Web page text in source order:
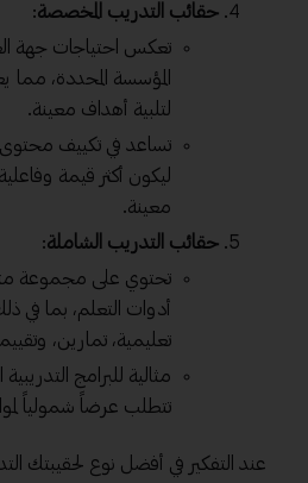
حقائب التدريب المخصصة:
تعكس احتياجات جهة
المؤسسة المحددة، مما
لتلبية أهداف معينة.
تساعد في تكييف محتوى
ليكون أكثر قيمة
معينة.
حقائب التدريب الشاملة:
تحتوي على مجموعة
أدوات التعلم، بما في
تعليمية، تمارين،
مثالية للبرامج التدريبية
تتطلب عرضاً شمولياً
عند التفكير في أفضل نوع لحقيبتك